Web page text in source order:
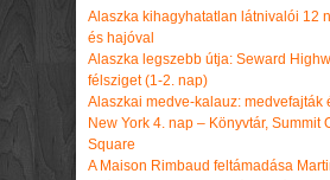
Alaszka kihagyhatatlan látnivalói 12
és hajóval
Alaszka legszebb útja: Seward
félsziget (1-2. nap)
Alaszkai medve-kalauz: medvefajták
New York 4. nap – Könyvtár, Summit
Square
A Maison Rimbaud feltámadása